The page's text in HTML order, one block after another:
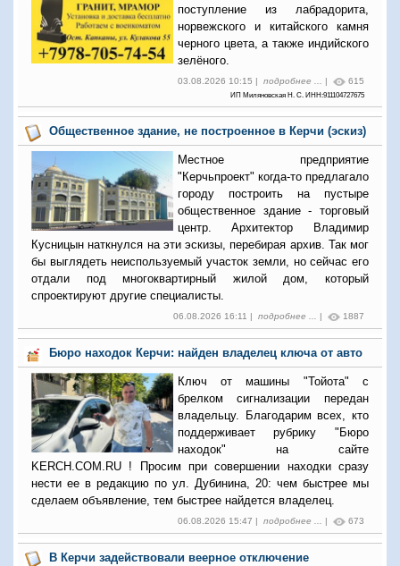
поступление из лабрадорита,
норвежского и китайского камня
черного цвета, а также индийского
зелёного.
03.08.2026 10:15 | подробнее ... | 615
ИП Миляновская Н. С. ИНН:911104727675
Общественное здание, не построенное в Керчи (эскиз)
Местное предприятие
"Керчьпроект" когда-то предлагало
городу построить на пустыре
общественное здание - торговый
центр. Архитектор Владимир
Кусницын наткнулся на эти эскизы, перебирая архив. Так мог
бы выглядеть неиспользуемый участок земли, но сейчас его
отдали под многоквартирный жилой дом, который
спроектируют другие специалисты.
06.08.2026 16:11 | подробнее ... | 1887
Бюро находок Керчи: найден владелец ключа от авто
Ключ от машины "Тойота" с
брелком сигнализации передан
владельцу. Благодарим всех, кто
поддерживает рубрику "Бюро
находок" на сайте
KERCH.COM.RU ! Просим при совершении находки сразу
нести ее в редакцию по ул. Дубинина, 20: чем быстрее мы
сделаем объявление, тем быстрее найдется владелец.
06.08.2026 15:47 | подробнее ... | 673
В Керчи задействовали веерное отключение